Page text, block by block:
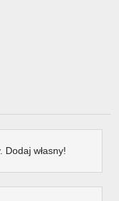
własny!